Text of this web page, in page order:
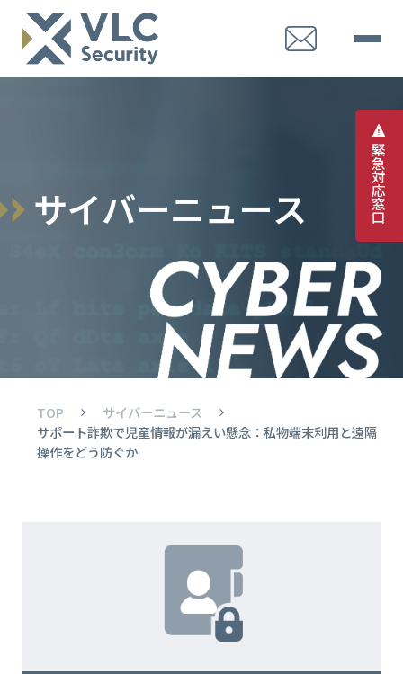
緊
急
対
応
窓
口
サイバーニュース
TOP
サイバーニュース
サポート詐欺で児童情報が漏えい懸念：私物端末利用と遠隔
操作をどう防ぐか